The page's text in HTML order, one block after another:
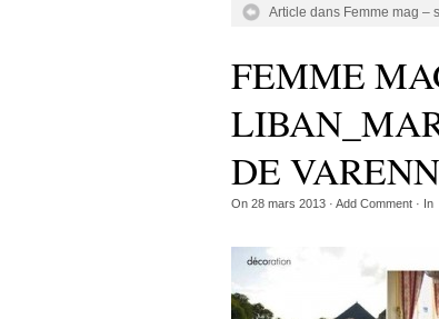
Article dans Femme mag –
FEMME
DE
On 28 mars 2013 · Add Comment · In